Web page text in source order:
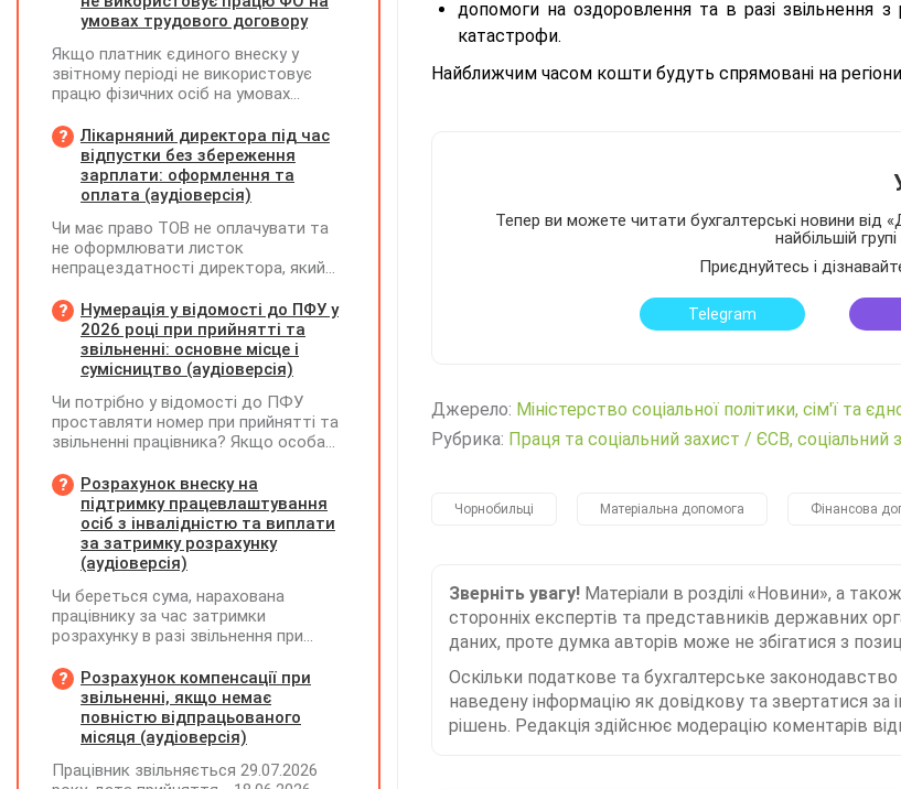
допомоги на оздоровлення та в разі звільнення
катастрофи.
Найближчим часом кошти будуть спрямовані на
Тепер ви можете читати бухгалтерські новини від
найбільшій
Приєднуйтесь і
Telegram
Джерело: Міністерство соціальної політики, сім'ї та
Рубрика: Праця та соціальний захист / ЄСВ, соціальний
Чорнобильці Матеріальна допомога Фінансова
Зверніть увагу! Матеріали в розділі «Новини», а
сторонніх експертів та представників державних
даних, проте думка авторів може не збігатися з
Оскільки податкове та бухгалтерське
наведену інформацію як довідкову та звертатися
рішень. Редакція здійснює модерацію коментарів
умовах трудового договору
Якщо платник єдиного внеску у
звітному періоді не використовує
працю фізичних осіб на умовах
на інших умовах, передбачених
законодавством, Додаток Д1/
Додаток ФІЗ-Д1 за відповідний
період не подається
Лікарняний директора під час
відпустки без збереження
зарплати: оформлення та
оплата (аудіоверсія)
Чи має право ТОВ не оплачувати та
не оформлювати листок
непрацездатності директора, який
збереження заробітної плати під час
призупинення діяльності
підприємства?
Нумерація у відомості до ПФУ у
2026 році при прийнятті та
звільненні: основне місце і
сумісництво (аудіоверсія)
Чи потрібно у відомості до ПФУ
проставляти номер при прийнятті та
звільненні працівника? Якщо особа
місцем роботи та за сумісництвом,
чи рахується це як два роботодавці?
Розрахунок внеску на
підтримку працевлаштування
осіб з інвалідністю та виплати
за затримку розрахунку
(аудіоверсія)
Чи береться сума, нарахована
працівнику за час затримки
розрахунку в разі звільнення при
заробітної плати (винагороди), для
розрахунку внеску на підтримку
працевлаштування осіб з
інвалідністю?
Розрахунок компенсації при
звільненні, якщо немає
повністю відпрацьованого
місяця (аудіоверсія)
Працівник звільняється 29.07.2026